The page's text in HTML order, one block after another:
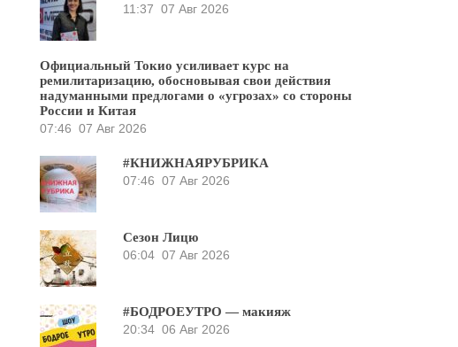
11:37 07 Авг 2026
Официальный Токио усиливает курс на
ремилитаризацию, обосновывая свои действия
надуманными предлогами о «угрозах» со стороны
России и Китая
07:46 07 Авг 2026
#КНИЖНАЯРУБРИКА
07:46 07 Авг 2026
Сезон Лицю
06:04 07 Авг 2026
#БОДРОЕУТРО — макияж
20:34 06 Авг 2026